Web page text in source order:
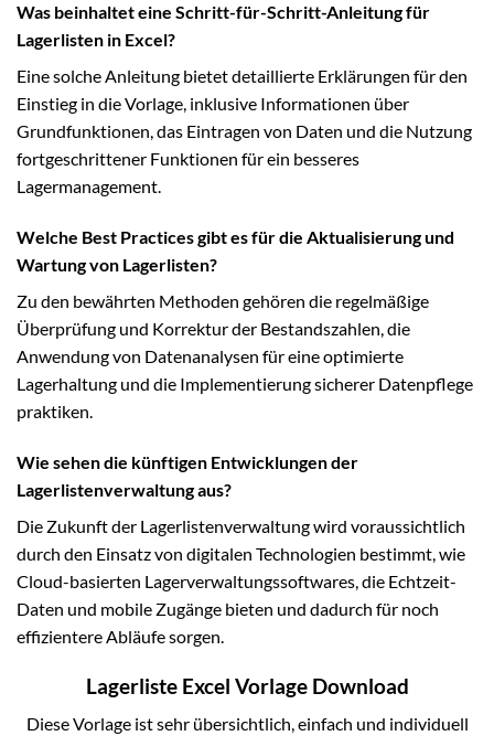
Was beinhaltet eine Schritt-für-Schritt-Anleitung für
Lagerlisten in Excel?
Eine solche Anleitung bietet detaillierte Erklärungen für den
Einstieg in die Vorlage, inklusive Informationen über
Grundfunktionen, das Eintragen von Daten und die Nutzung
fortgeschrittener Funktionen für ein besseres
Lagermanagement.
Welche Best Practices gibt es für die Aktualisierung und
Wartung von Lagerlisten?
Zu den bewährten Methoden gehören die regelmäßige
Überprüfung und Korrektur der Bestandszahlen, die
Anwendung von Datenanalysen für eine optimierte
Lagerhaltung und die Implementierung sicherer Datenpflege
praktiken.
Wie sehen die künftigen Entwicklungen der
Lagerlistenverwaltung aus?
Die Zukunft der Lagerlistenverwaltung wird voraussichtlich
durch den Einsatz von digitalen Technologien bestimmt, wie
Cloud-basierten Lagerverwaltungssoftwares, die Echtzeit-
Daten und mobile Zugänge bieten und dadurch für noch
effizientere Abläufe sorgen.
Lagerliste Excel Vorlage Download
Diese Vorlage ist sehr übersichtlich, einfach und individuell